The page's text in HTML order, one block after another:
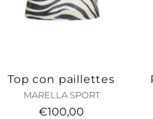
Top con paillettes
MARELLA SPORT
€100,00